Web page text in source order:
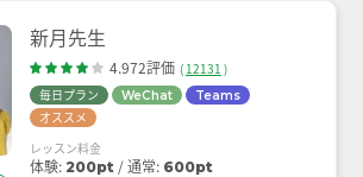
新月先生
4.972評価 ( 12131 )
毎日プラン
WeChat Teams
オススメ
レッスン料金
体験: 200pt 通常: 600pt